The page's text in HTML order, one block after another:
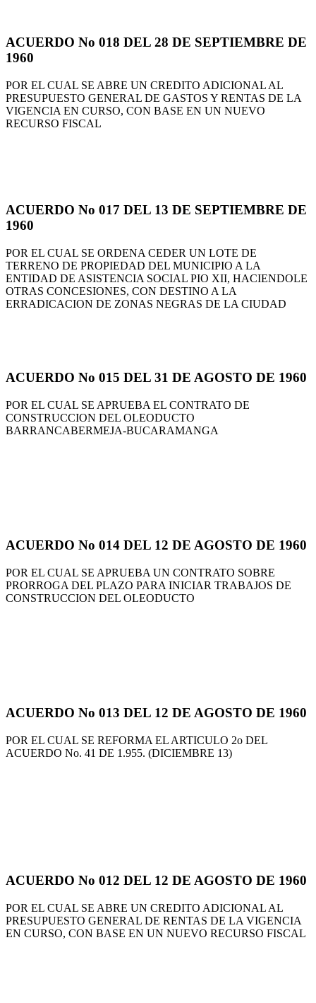
ACUERDO No 018 DEL 28 DE SEPTIEMBRE DE
1960
POR EL CUAL SE ABRE UN CREDITO ADICIONAL AL
PRESUPUESTO GENERAL DE GASTOS Y RENTAS DE LA
VIGENCIA EN CURSO, CON BASE EN UN NUEVO
RECURSO FISCAL
ACUERDO No 017 DEL 13 DE SEPTIEMBRE DE
1960
POR EL CUAL SE ORDENA CEDER UN LOTE DE
TERRENO DE PROPIEDAD DEL MUNICIPIO A LA
ENTIDAD DE ASISTENCIA SOCIAL PIO XII, HACIENDOLE
OTRAS CONCESIONES, CON DESTINO A LA
ERRADICACION DE ZONAS NEGRAS DE LA CIUDAD
ACUERDO No 015 DEL 31 DE AGOSTO DE 1960
POR EL CUAL SE APRUEBA EL CONTRATO DE
CONSTRUCCION DEL OLEODUCTO
BARRANCABERMEJA-BUCARAMANGA
ACUERDO No 014 DEL 12 DE AGOSTO DE 1960
POR EL CUAL SE APRUEBA UN CONTRATO SOBRE
PRORROGA DEL PLAZO PARA INICIAR TRABAJOS DE
CONSTRUCCION DEL OLEODUCTO
ACUERDO No 013 DEL 12 DE AGOSTO DE 1960
POR EL CUAL SE REFORMA EL ARTICULO 2o DEL
ACUERDO No. 41 DE 1.955. (DICIEMBRE 13)
ACUERDO No 012 DEL 12 DE AGOSTO DE 1960
POR EL CUAL SE ABRE UN CREDITO ADICIONAL AL
PRESUPUESTO GENERAL DE RENTAS DE LA VIGENCIA
EN CURSO, CON BASE EN UN NUEVO RECURSO FISCAL